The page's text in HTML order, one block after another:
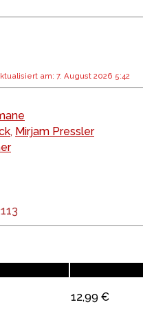
am: 7. August 2026 5:42
, Mirjam Pressler
12,99 €